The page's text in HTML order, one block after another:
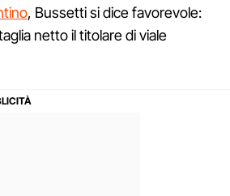
, Bussetti si dice favorevole:
netto il titolare di viale